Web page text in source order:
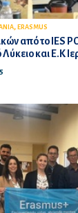
, ERASMUS
από το IES
και Ε.Κ